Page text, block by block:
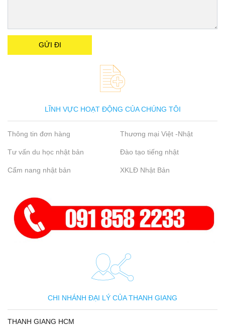
LĨNH VỰC HOẠT ĐỘNG CỦA CHÚNG TÔI
Thông tin đơn hàng Thương mại Việt -Nhật
Tư vấn du học nhật bản Đào tạo tiếng nhật
Cẩm nang nhật bản XKLĐ Nhật Bản
CHI NHÁNH ĐẠI LÝ CỦA THANH GIANG
THANH GIANG HCM